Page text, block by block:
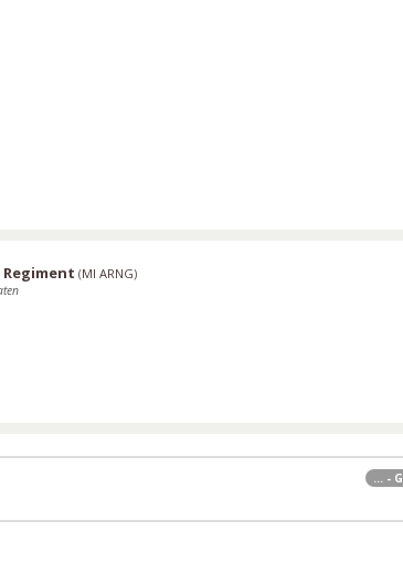
(MI ARNG)
... -